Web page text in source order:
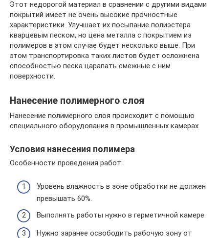
Этот недорогой материал в сравнении с другими видами
покрытий имеет не очень высокие прочностные
характеристики. Улучшает их посыпание полиэстера
кварцевым песком, но цена металла с покрытием из
полимеров в этом случае будет несколько выше. При
этом транспортировка таких листов будет осложнена
способностью песка царапать смежные с ним
поверхности.
Нанесение полимерного слоя
Нанесение полимерного слоя происходит с помощью
специального оборудования в промышленных камерах.
Условия нанесения полимера
Особенности проведения работ:
Уровень влажность в зоне обработки не должен
превышать 60%.
Выполнять работы нужно в герметичной камере.
Нужно заранее освободить рабочую зону от